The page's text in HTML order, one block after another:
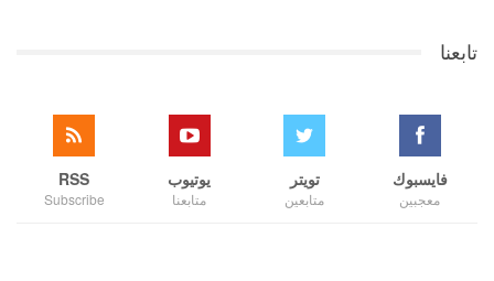
تابعنا
فايسبوك
معجبين
تويتر
متابعين
يوتيوب
متابعنا
RSS
Subscribe